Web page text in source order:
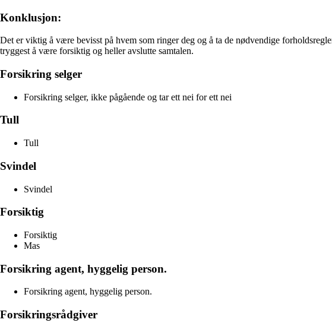
Konklusjon:
Det er viktig å være bevisst på hvem som ringer deg og å ta de nødvendige
tryggest å være forsiktig og heller avslutte samtalen.
Forsikring selger
Forsikring selger, ikke pågående og tar ett nei for ett nei
Tull
Tull
Svindel
Svindel
Forsiktig
Forsiktig
Mas
Forsikring agent, hyggelig person.
Forsikring agent, hyggelig person.
Forsikringsrådgiver